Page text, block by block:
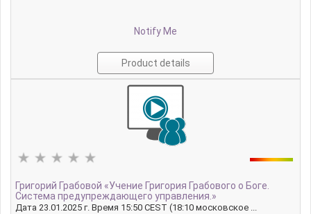
Notify Me
Product details
Григорий Грабовой «Учение Григория Грабового о Боге.
Система предупреждающего управления.»
Дата 23.01.2025 г. Время 15:50 CEST (18:10 московское ...